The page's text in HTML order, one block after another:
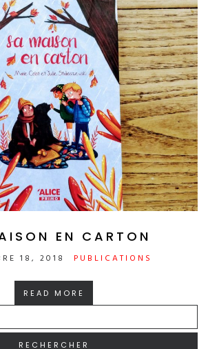
EN CARTON
18, 2018 PUBLICATIONS
READ MORE